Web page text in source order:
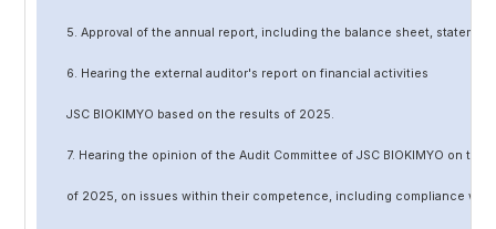
5. Approval of the annual report, including the balance sheet,
6. Hearing the external auditor's report on financial activities
JSC BIOKIMYO based on the results of 2025.
7. Hearing the opinion of the Audit Committee of JSC BIOKIMYO on the
of 2025, on issues within their competence, including compliance